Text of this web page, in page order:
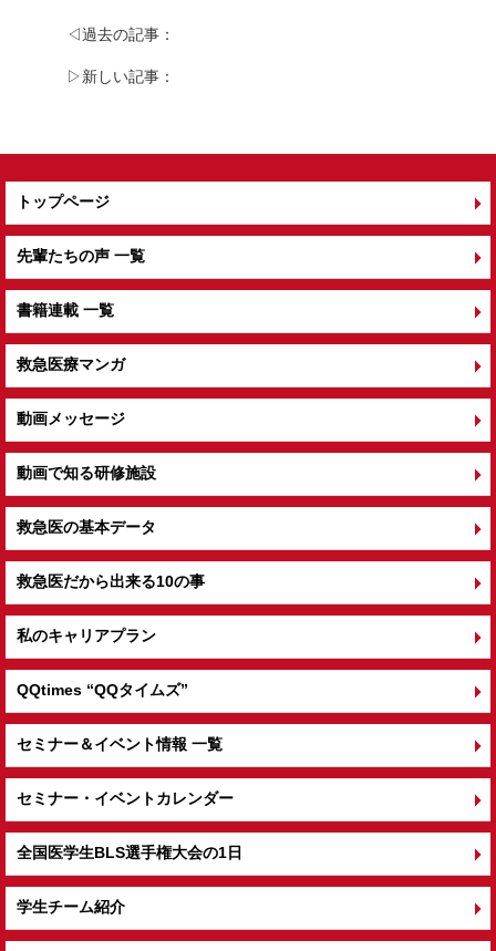
b
o
◁過去の記事：
▷新しい記事：
トップページ
先輩たちの声 一覧
書籍連載 一覧
救急医療マンガ
動画メッセージ
動画で知る研修施設
救急医の基本データ
救急医だから出来る10の事
私のキャリアプラン
QQtimes “QQタイムズ”
セミナー＆イベント情報 一覧
セミナー・イベントカレンダー
全国医学生BLS選手権大会の1日
学生チーム紹介